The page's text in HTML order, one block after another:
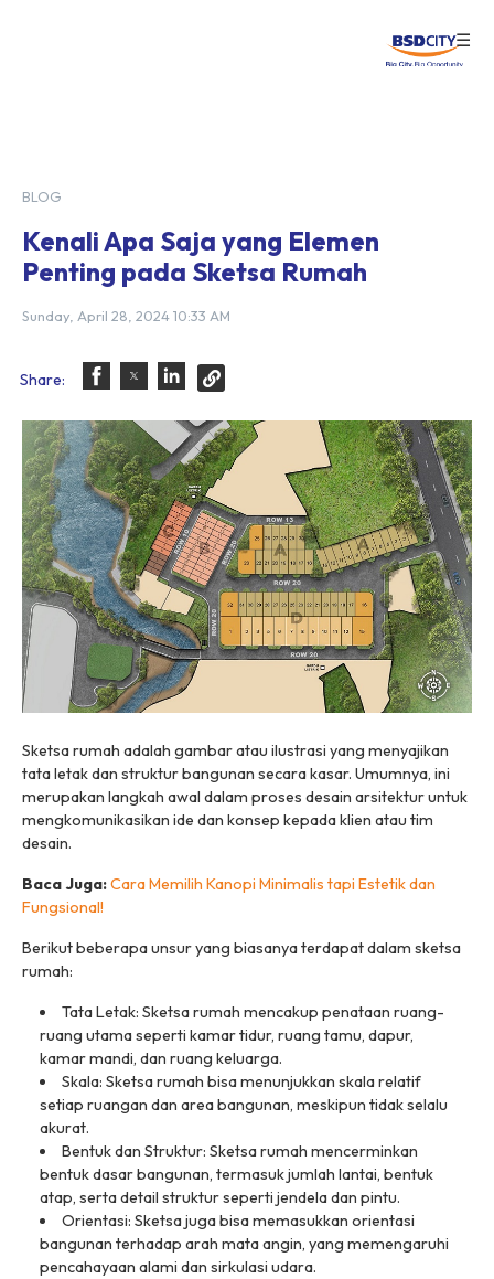
☰
BLOG
Kenali Apa Saja yang Elemen
Penting pada Sketsa Rumah
Sunday, April 28, 2024 10:33 AM
Share:
Sketsa rumah adalah gambar atau ilustrasi yang menyajikan
tata letak dan struktur bangunan secara kasar. Umumnya, ini
merupakan langkah awal dalam proses desain arsitektur untuk
mengkomunikasikan ide dan konsep kepada klien atau tim
desain.
Baca Juga:Cara Memilih Kanopi Minimalis tapi Estetik dan
Fungsional!
Berikut beberapa unsur yang biasanya terdapat dalam sketsa
rumah:
Tata Letak: Sketsa rumah mencakup penataan ruang-
ruang utama seperti kamar tidur, ruang tamu, dapur,
kamar mandi, dan ruang keluarga.
Skala: Sketsa rumah bisa menunjukkan skala relatif
setiap ruangan dan area bangunan, meskipun tidak selalu
akurat.
Bentuk dan Struktur: Sketsa rumah mencerminkan
bentuk dasar bangunan, termasuk jumlah lantai, bentuk
atap, serta detail struktur seperti jendela dan pintu.
Orientasi: Sketsa juga bisa memasukkan orientasi
bangunan terhadap arah mata angin, yang memengaruhi
pencahayaan alami dan sirkulasi udara.